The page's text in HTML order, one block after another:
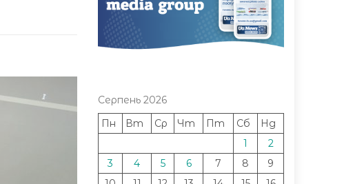
Серпень 2026
Пн
Вт Ср Чт Пт Сб
Нд
1
2
3
4 5 6 7 8
9